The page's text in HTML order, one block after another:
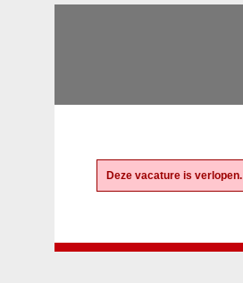
Deze vacature is verlopen.